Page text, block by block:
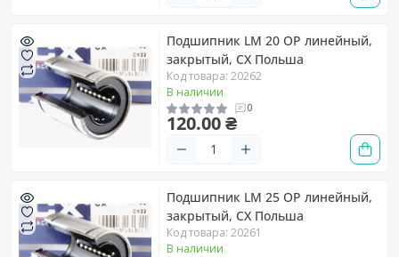
Подшипник LM 20 OP линейный,
закрытый, CX Польша
Код товара: 20262
В наличии
0
120.00 ₴
Подшипник LM 25 OP линейный,
закрытый, CX Польша
Код товара: 20261
В наличии